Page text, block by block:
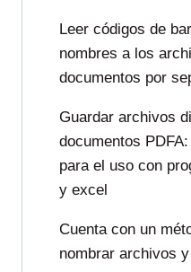
Leer códigos de
nombres a los
documentos por
Guardar archivos
documentos
para el uso con
y excel
Cuenta con un
nombrar archivos